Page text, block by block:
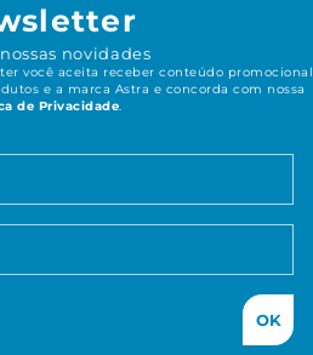
novidades
você aceita receber conteúdo promocional
e a marca Astra e concorda com nossa
de Privacidade
OK